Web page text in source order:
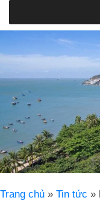
Trang chủ » Tin tức »